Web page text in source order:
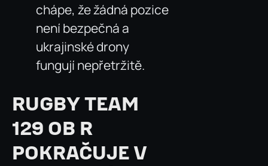
chápe, že žádná pozice
není bezpečná a
ukrajinské drony
fungují nepřetržitě.
RUGBY TEAM
129 OB R
POKRAČUJE V